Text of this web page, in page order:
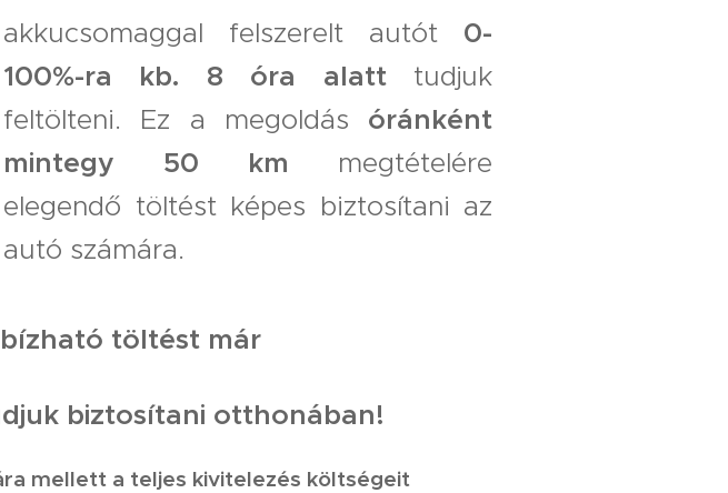
akkucsomaggal felszerelt autót 0-
100%-ra kb. 8 óra alatt tudjuk
feltölteni. Ez a megoldás óránként
mintegy 50 km megtételére
elegendő töltést képes biztosítani az
autó számára.
töltést már
biztosítani otthonában!
mellett a teljes kivitelezés költségeit